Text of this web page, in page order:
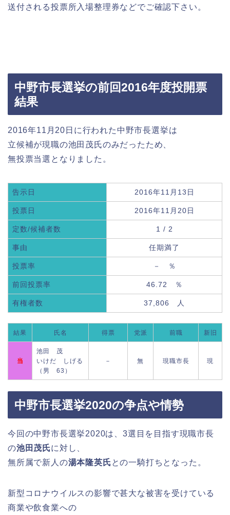
送付される投票所入場整理券などでご確認下さい。
中野市長選挙の前回2016年度投開票
結果
2016年11月20日に行われた中野市長選挙は
立候補が現職の池田茂氏のみだったため、
無投票当選となりました。
告示日 2016年11月13日
投票日 2016年11月20日
定数/候補者数 1 / 2
事由 任期満了
投票率 － ％
前回投票率 46.72 ％
有権者数 37,806 人
結果 氏名 得票 党派 前職 新旧
当
池田 茂
いけだ しげる
（男 63）
－ 無 現職市長 現
中野市長選挙2020の争点や情勢
今回の中野市長選挙2020は、3選目を目指す現職市長
の池田茂氏に対し、
無所属で新人の湯本隆英氏 との一騎打ちとなった。
新型コロナウイルスの影響で甚大な被害を受けている
商業や飲食業への